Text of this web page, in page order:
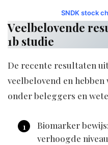
SNDK stock
Veelbelovende
1b studie
De recente resultaten
veelbelovend en
onder beleggers en
Biomarker
verhoogde